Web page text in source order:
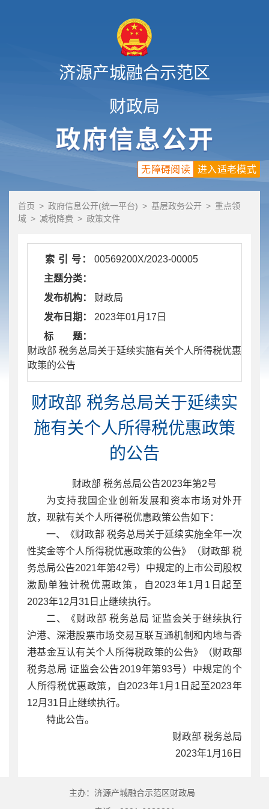
济源产城融合示范区
财政局
进入适老模式
无障碍阅读
首页 > 政府信息公开(统一平台) > 基层政务公开 > 重点领
域 > 减税降费 > 政策文件
索 引 号：
00569200X/2023-00005
主题分类：
发布机构：
财政局
发布日期：
2023年01月17日
标 题：
​ 财政部 税务总局关于延续实施有关个人所得税优惠
政策的公告
财政部 税务总局关于延续实
施有关个人所得税优惠政策
的公告
财政部 税务总局公告2023年第2号
为支持我国企业创新发展和资本市场对外开
放，现就有关个人所得税优惠政策公告如下：
一、《财政部 税务总局关于延续实施全年一次
性奖金等个人所得税优惠政策的公告》（财政部 税
务总局公告2021年第42号）中规定的上市公司股权
激励单独计税优惠政策，自2023年1月1日起至
2023年12月31日止继续执行。
二、《财政部 税务总局 证监会关于继续执行
沪港、深港股票市场交易互联互通机制和内地与香
港基金互认有关个人所得税政策的公告》（财政部
税务总局 证监会公告2019年第93号）中规定的个
人所得税优惠政策，自2023年1月1日起至2023年
12月31日止继续执行。
特此公告。
财政部 税务总局
2023年1月16日
主办：济源产城融合示范区财政局